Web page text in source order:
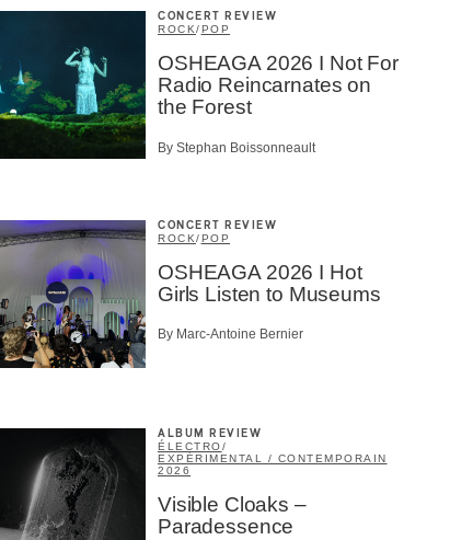
CONCERT REVIEW
ROCK/ POP
OSHEAGA 2026 I Not For
Radio Reincarnates on
the Forest
By Stephan Boissonneault
CONCERT REVIEW
ROCK/POP
OSHEAGA 2026 I Hot
Girls Listen to Museums
By Marc-Antoine Bernier
ALBUM REVIEW
ÉLECTRO/
EXPÉRIMENTAL / CONTEMPORAIN
2026
Visible Cloaks –
Paradessence